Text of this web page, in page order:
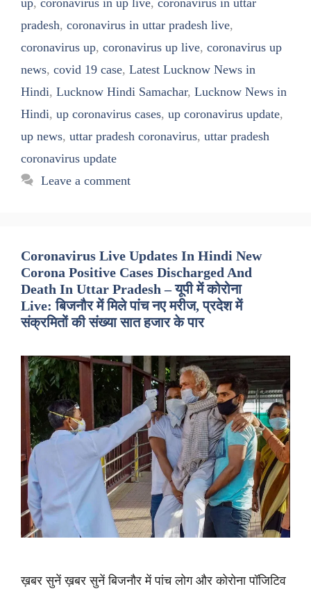
up, coronavirus in up live, coronavirus in uttar
pradesh, coronavirus in uttar pradesh live,
coronavirus up, coronavirus up live, coronavirus up
news, covid 19 case, Latest Lucknow News in
Hindi, Lucknow Hindi Samachar, Lucknow News in
Hindi, up coronavirus cases, up coronavirus update,
up news, uttar pradesh coronavirus, uttar pradesh
coronavirus update
Leave a comment
Coronavirus Live Updates In Hindi New
Corona Positive Cases Discharged And
Death In Uttar Pradesh – यूपी में कोरोना
Live: बिजनौर में मिले पांच नए मरीज, प्रदेश में
संक्रमितों की संख्या सात हजार के पार
ख़बर सुनें ख़बर सुनें बिजनौर में पांच लोग और कोरोना पॉजिटिव